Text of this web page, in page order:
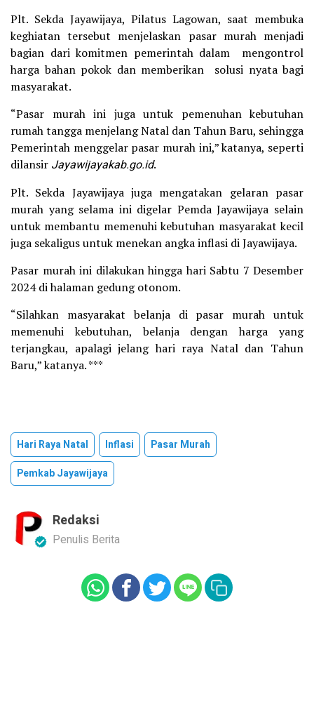
Plt. Sekda Jayawijaya, Pilatus Lagowan, saat membuka
keghiatan tersebut menjelaskan pasar murah menjadi
bagian dari komitmen pemerintah dalam mengontrol
harga bahan pokok dan memberikan solusi nyata bagi
masyarakat.
“Pasar murah ini juga untuk pemenuhan kebutuhan
rumah tangga menjelang Natal dan Tahun Baru, sehingga
Pemerintah menggelar pasar murah ini,” katanya, seperti
dilansir Jayawijayakab.go.id.
Plt. Sekda Jayawijaya juga mengatakan gelaran pasar
murah yang selama ini digelar Pemda Jayawijaya selain
untuk membantu memenuhi kebutuhan masyarakat kecil
juga sekaligus untuk menekan angka inflasi di Jayawijaya.
Pasar murah ini dilakukan hingga hari Sabtu 7 Desember
2024 di halaman gedung otonom.
“Silahkan masyarakat belanja di pasar murah untuk
memenuhi kebutuhan, belanja dengan harga yang
terjangkau, apalagi jelang hari raya Natal dan Tahun
Baru,” katanya. ***
Hari Raya Natal Inflasi
Pasar Murah
Pemkab Jayawijaya
Redaksi
Penulis Berita